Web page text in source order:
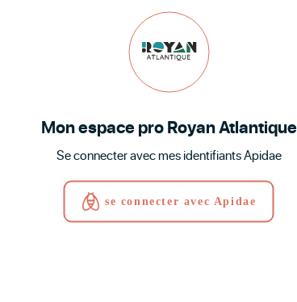
Mon espace pro Royan Atlantique
Se connecter avec mes identifiants Apidae
se connecter avec Apidae